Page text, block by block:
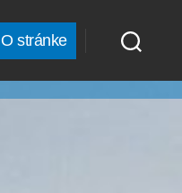
O stránke